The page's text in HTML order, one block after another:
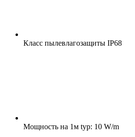
Класс пылевлагозащиты IP68
Мощность на 1м typ: 10 W/m